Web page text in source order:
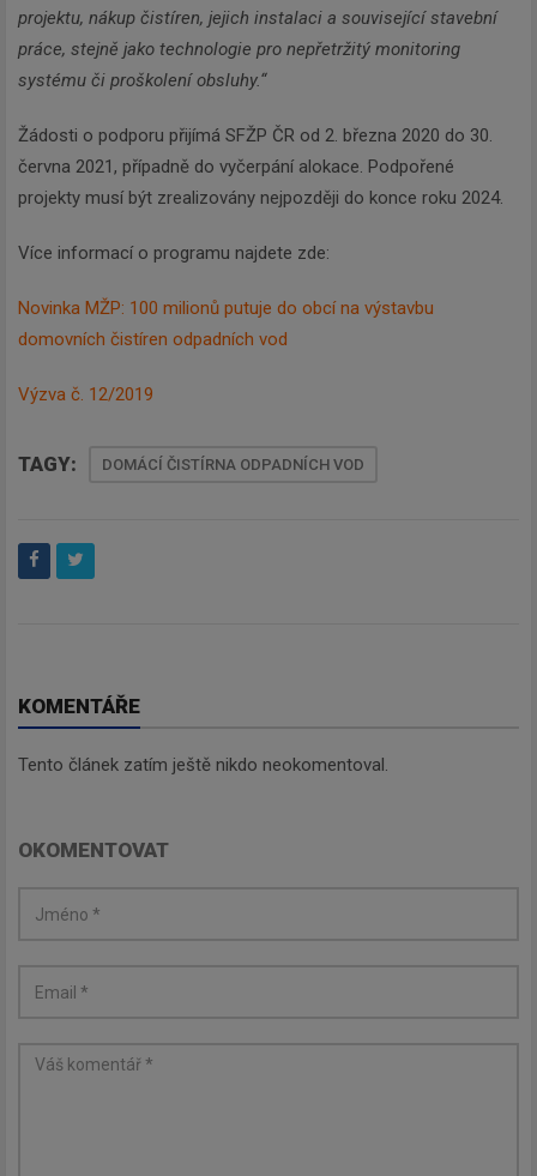
projektu, nákup čistíren, jejich instalaci a související stavební
práce, stejně jako technologie pro nepřetržitý monitoring
systému či proškolení obsluhy.“
Žádosti o podporu přijímá SFŽP ČR od 2. března 2020 do 30.
června 2021, případně do vyčerpání alokace. Podpořené
projekty musí být zrealizovány nejpozději do konce roku 2024.
Více informací o programu najdete zde:
Novinka MŽP: 100 milionů putuje do obcí na výstavbu
domovních čistíren odpadních vod
Výzva č. 12/2019
TAGY: DOMÁCÍ ČISTÍRNA ODPADNÍCH VOD
KOMENTÁŘE
Tento článek zatím ještě nikdo neokomentoval.
OKOMENTOVAT